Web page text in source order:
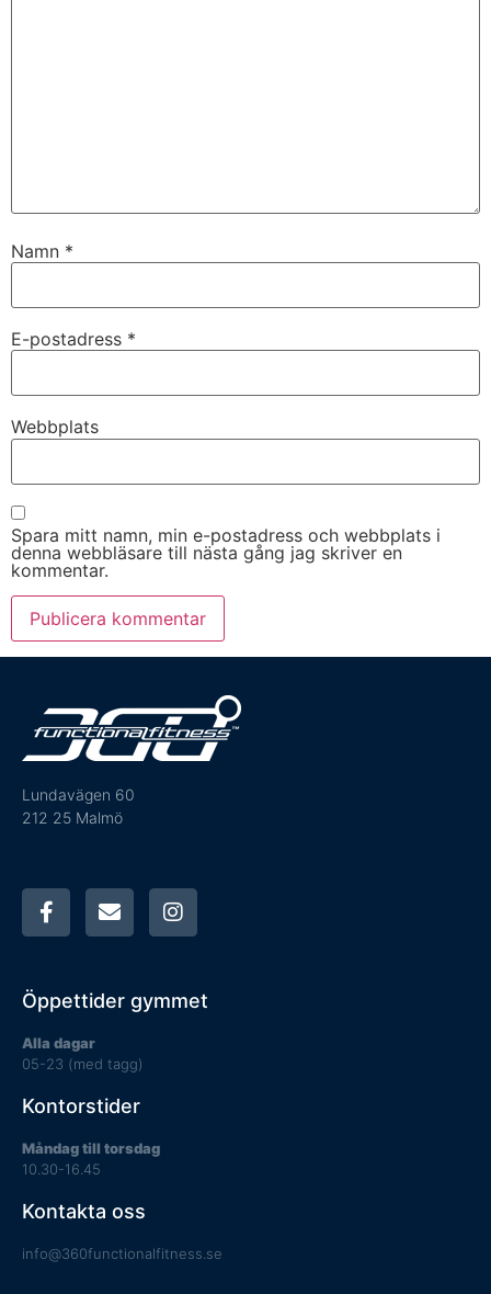
Namn *
E-postadress *
Webbplats
Spara mitt namn, min e-postadress och webbplats i
denna webbläsare till nästa gång jag skriver en
kommentar.
Lundavägen 60
212 25 Malmö
Öppettider gymmet
Alla dagar
05-23 (med tagg)
Kontorstider
Måndag till torsdag
10.30-16.45
Kontakta oss
info@360functionalfitness.se